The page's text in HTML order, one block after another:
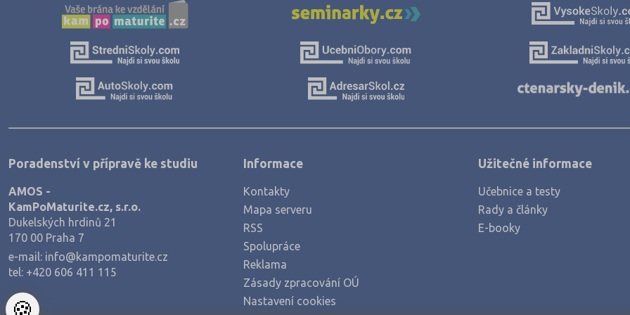
Olomouc (7)
Opava (3)
Pardubice (4)
Prachatice (1)
Poradenství v přípravě ke studiu
AMOS -
KamPoMaturite.cz, s.r.o.
Dukelských hrdinů 21
170 00 Praha 7
e-mail: info@kampomaturite.cz
tel: +420 606 411 115
Informace
Kontakty
Mapa serveru
RSS
Spolupráce
Reklama
Zásady zpracování OÚ
Nastavení cookies
Užitečné informace
Učebnice a testy
Rady a články
E-booky
🍪